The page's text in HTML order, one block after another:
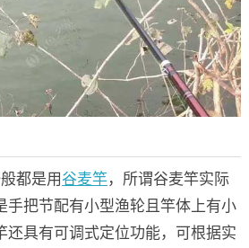
都是用 谷麦竿，所谓谷麦竿实际
手把节配有小型渔轮且竿体上有小
还具有可调式定位功能，可根据实